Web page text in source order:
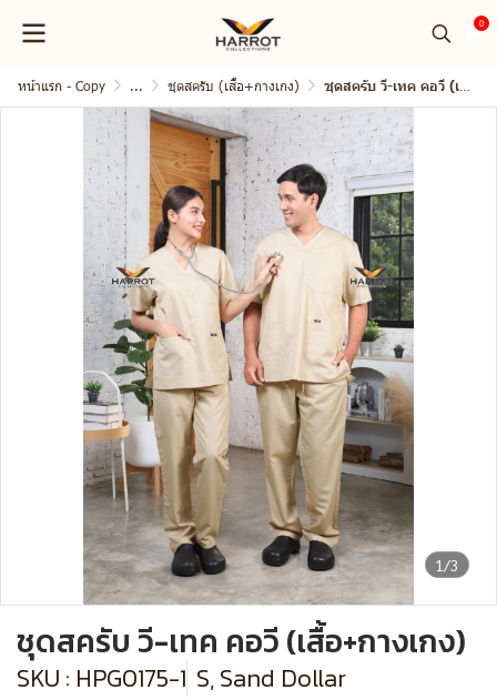
0
หน้าแรก - Copy ... ชุดสครับ (เสื้อ+กางเกง) ชุดสครับ วี-เทค คอวี (เสื้อ+กางเกง)
1/3
ชุดสครับ วี-เทค คอวี (เสื้อ+กางเกง)
SKU : HPG0175-1 S, Sand Dollar